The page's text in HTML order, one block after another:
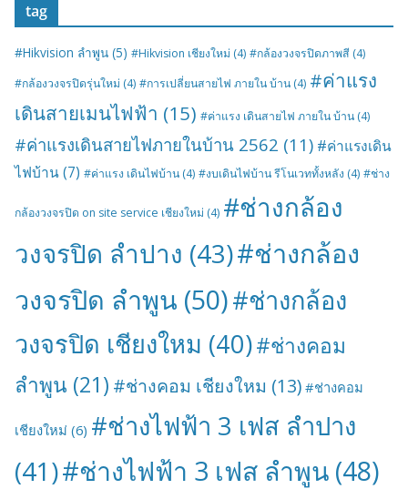
tag
#Hikvision ลำพูน (5) #Hikvision เชียงใหม่ (4) #กล้องวงจรปิดภาพสี (4)
#กล้องวงจรปิดรุ่นใหม่ (4) #การเปลี่ยนสายไฟ ภายใน บ้าน (4) #ค่าแรง
เดินสายเมนไฟฟ้า (15) #ค่าแรง เดินสายไฟ ภายใน บ้าน (4)
#ค่าแรงเดินสายไฟภายในบ้าน 2562 (11) #ค่าแรงเดิน
ไฟบ้าน(7) #ค่าแรง เดินไฟบ้าน (4) #งบเดินไฟบ้าน รีโนเวททั้งหลัง (4) #ช่าง
กล้องวงจรปิด on site service เชียงใหม่ (4) #ช่างกล้อง
วงจรปิด ลำปาง (43)#ช่างกล้อง
วงจรปิด ลำพูน (50)#ช่างกล้อง
วงจรปิด เชียงใหม (40)#ช่างคอม
ลำพูน (21) #ช่างคอม เชียงใหม (13) #ช่างคอม
เชียงใหม่ (6) #ช่างไฟฟ้า 3 เฟส ลำปาง
(41)#ช่างไฟฟ้า 3 เฟส ลำพูน (48)